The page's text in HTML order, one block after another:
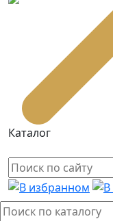
Каталог